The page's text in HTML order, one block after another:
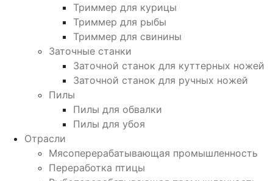
Триммер для курицы
Триммер для рыбы
Триммер для свинины
Заточные станки
Заточной станок для куттерных ножей
Заточной станок для ручных ножей
Пилы
Пилы для обвалки
Пилы для убоя
Отрасли
Мясоперерабатывающая промышленность
Переработка птицы